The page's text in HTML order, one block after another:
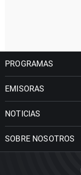
PROGRAMAS
EMISORAS
NOTICIAS
SOBRE NOSOTROS